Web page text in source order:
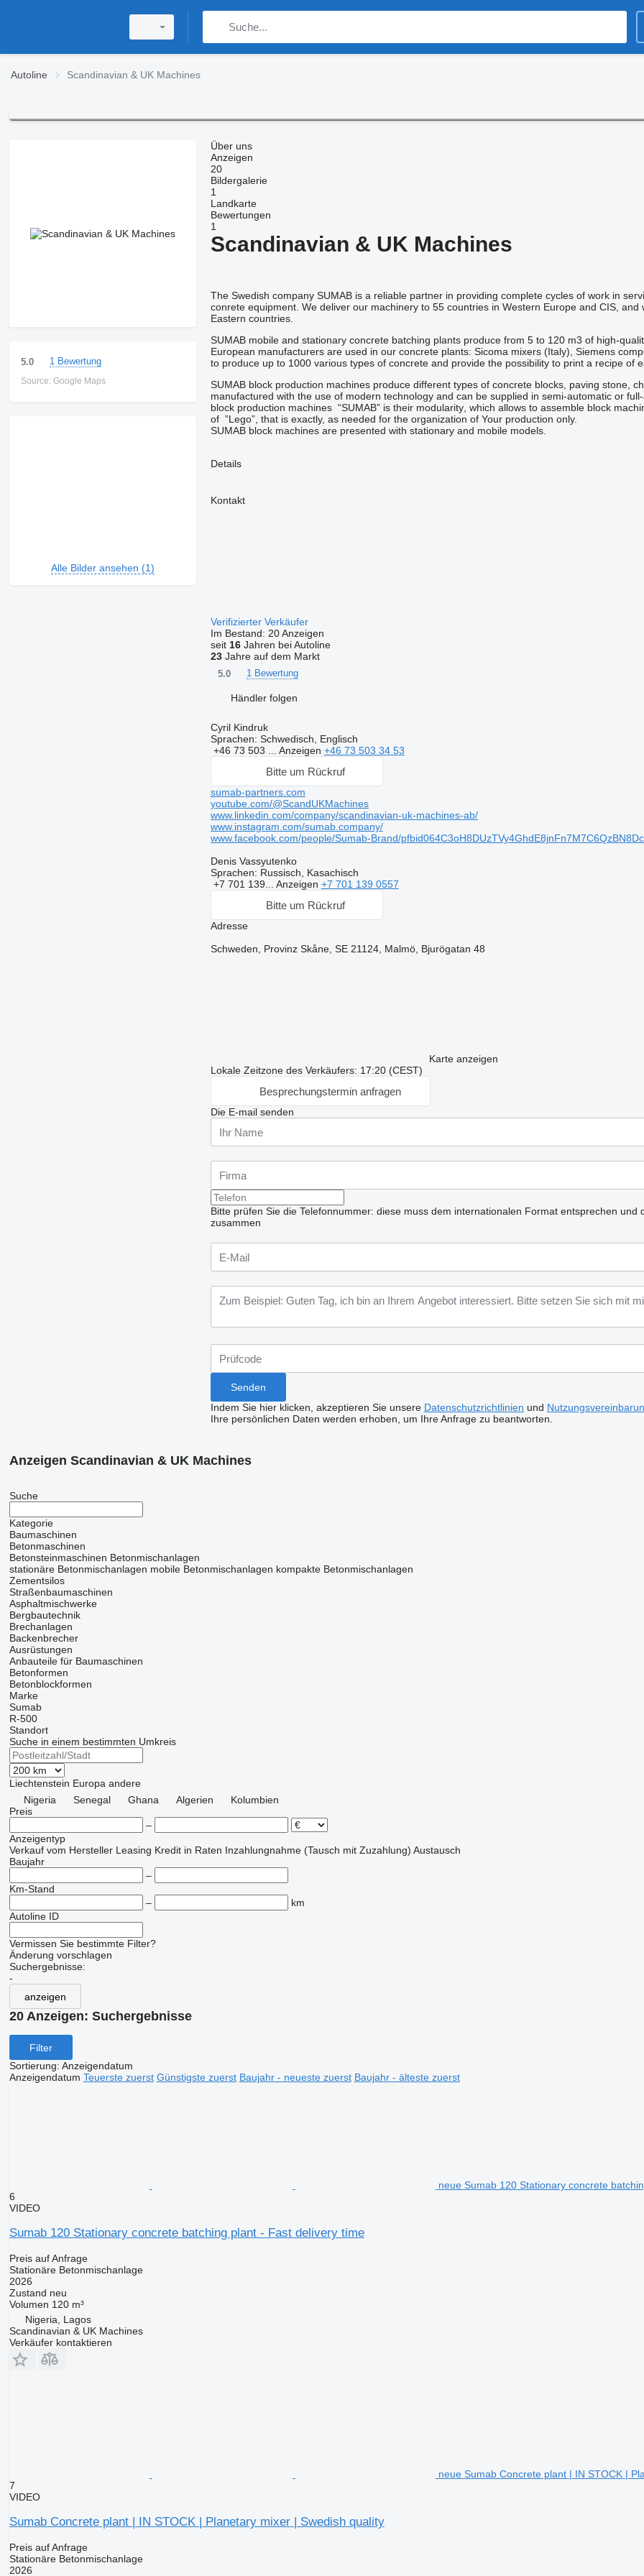
Autoline Scandinavian & UK Machines
5.0 1 Bewertung
Source: Google Maps
Alle Bilder ansehen (1)
Über uns
Anzeigen
20
Bildergalerie
1
Landkarte
Bewertungen
1
Scandinavian & UK Machines
The Swedish company SUMAB is a reliable partner in providing complete cycles of work in
conrete equipment. We deliver our machinery to 55 countries in Western Europe and CIS,
Eastern countries.
SUMAB mobile and stationary concrete batching plants produce from 5 to 120 m3 of high-
European manufacturers are used in our concrete plants: Sicoma mixers (Italy), Siemens
to produce up to 1000 various types of concrete and provide the possibility to print a recipe of
SUMAB block production machines produce different types of concrete blocks, paving stone,
manufactured with the use of modern technology and can be supplied in semi-automatic or
block production machines “SUMAB” is their modularity, which allows to assemble block
of ”Lego”, that is exactly, as needed for the organization of Your production only.
SUMAB block machines are presented with stationary and mobile models.
Details
Kontakt
Verifizierter Verkäufer
Im Bestand: 20 Anzeigen
seit 16Jahren bei Autoline
23Jahre auf dem Markt
5.0 1 Bewertung
Händler folgen
Cyril Kindruk
Sprachen: Schwedisch, Englisch
+46 73 503 ... Anzeigen +46 73 503 34 53
Bitte um Rückruf
sumab-partners.com
youtube.com/@ScandUKMachines
www.linkedin.com/company/scandinavian-uk-machines-ab/
www.instagram.com/sumab.company/
www.facebook.com/people/Sumab-Brand/
Denis Vassyutenko
Sprachen: Russisch, Kasachisch
+7 701 139... Anzeigen +7 701 139 0557
Bitte um Rückruf
Adresse
Schweden, Provinz Skåne, SE 21124, Malmö, Bjurögatan 48
Karte anzeigen
Lokale Zeitzone des Verkäufers: 17:20 (CEST)
Besprechungstermin anfragen
Die E-mail senden
Bitte prüfen Sie die Telefonnummer: diese muss dem internationalen Format entsprechen und
zusammen
Indem Sie hier klicken, akzeptieren Sie unsere Datenschutzrichtlinien und
Ihre persönlichen Daten werden erhoben, um Ihre Anfrage zu beantworten.
Anzeigen Scandinavian & UK Machines
Suche
Kategorie
Baumaschinen
Betonmaschinen
Betonsteinmaschinen Betonmischanlagen
stationäre Betonmischanlagen mobile Betonmischanlagen kompakte Betonmischanlagen
Zementsilos
Straßenbaumaschinen
Asphaltmischwerke
Bergbautechnik
Brechanlagen
Backenbrecher
Ausrüstungen
Anbauteile für Baumaschinen
Betonformen
Betonblockformen
Marke
Sumab
R-500
Standort
Suche in einem bestimmten Umkreis
Liechtenstein Europa andere
Nigeria
Senegal Ghana Algerien
Kolumbien
Preis
–
Anzeigentyp
Verkauf vom Hersteller Leasing Kredit in Raten Inzahlungnahme (Tausch mit Zuzahlung) Austausch
Baujahr
–
Km-Stand
–
km
Autoline ID
Vermissen Sie bestimmte Filter?
Änderung vorschlagen
Suchergebnisse:
-
anzeigen
20 Anzeigen: Suchergebnisse
Filter
Sortierung: Anzeigendatum
Anzeigendatum Teuerste zuerst Günstigste zuerst Baujahr - neueste zuerst Baujahr - älteste zuerst
neue Sumab 120 Stationary concrete
6
VIDEO
Sumab 120 Stationary concrete batching plant - Fast delivery time
Preis auf Anfrage
Stationäre Betonmischanlage
2026
Zustand neu
Volumen 120 m³
Nigeria, Lagos
Scandinavian & UK Machines
Verkäufer kontaktieren
neue Sumab Concrete plant | IN STOCK |
7
VIDEO
Sumab Concrete plant | IN STOCK | Planetary mixer | Swedish quality
Preis auf Anfrage
Stationäre Betonmischanlage
2026